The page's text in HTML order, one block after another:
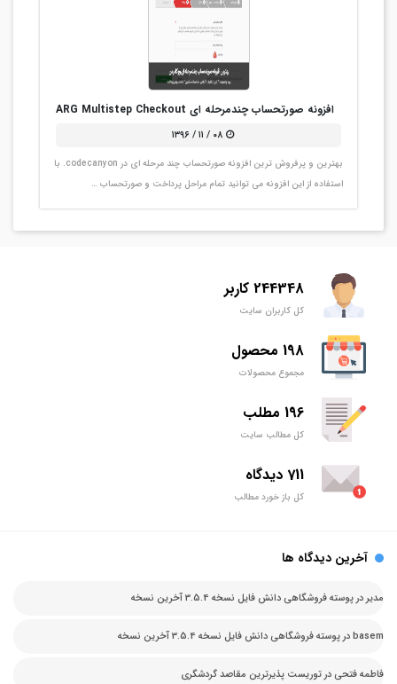
افزونه صورتحساب چندمرحله ای ARG Multistep Checkout
۰۸ / ۱۱ / ۱۳۹۶
بهترین و پرفروش ترین افزونه صورتحساب چند مرحله ای در codecanyon. با
استفاده از این افزونه می توانید تمام مراحل پرداخت و صورتحساب …
244348 کاربر
کل کاربران سایت
198 محصول
مجموع محصولات
196 مطلب
کل مطالب سایت
711 دیدگاه
کل باز خورد مطالب
آخرین دیدگاه ها
مدیردرپوسته فروشگاهی دانش فایل نسخه 3.5.4 آخرین نسخه
basemدرپوسته فروشگاهی دانش فایل نسخه 3.5.4 آخرین نسخه
فاطمه فتحی درتوریست پذیرترین مقاصد گردشگری